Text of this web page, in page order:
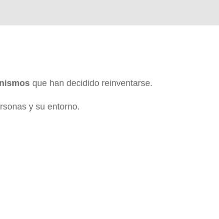
que han decidido reinventarse.
y su entorno.